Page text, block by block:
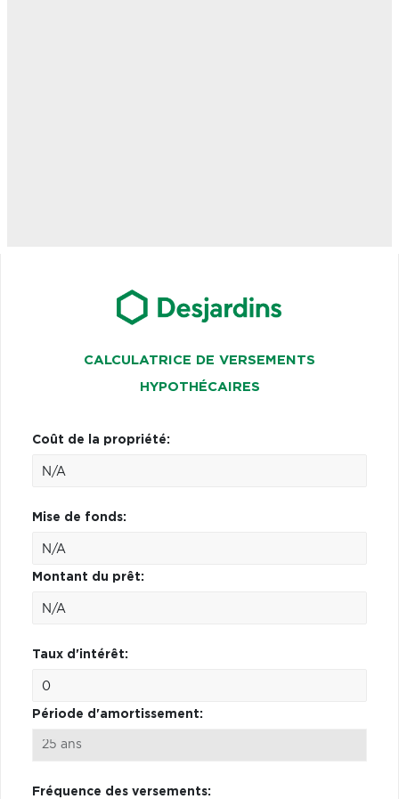
CALCULATRICE DE VERSEMENTS
HYPOTHÉCAIRES
Coût de la propriété:
Mise de fonds:
Montant du prêt:
Taux d'intérêt:
Période d'amortissement:
Fréquence des versements: